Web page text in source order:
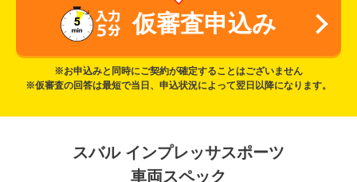
仮審査申込み
※お申込みと同時にご契約が確定することはございません
※仮審査の回答は最短で当日、申込状況によって翌日以降になります。
スバル インプレッサスポーツ
車両スペック